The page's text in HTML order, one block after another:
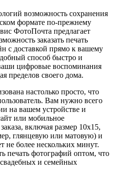
возможность сохранения
формате по-прежнему
ФотоПочта предлагает
заказать печать
с доставкой прямо к вашему
способ быстро и
цифровые воспоминания
пределов своего дома.
настолько просто, что
Вам нужно всего
на вашем устройстве и
или мобильное
включая размер 10х15,
глянцевую или матовую) и
не более нескольких минут.
печать фотографий оптом, что
и семейных